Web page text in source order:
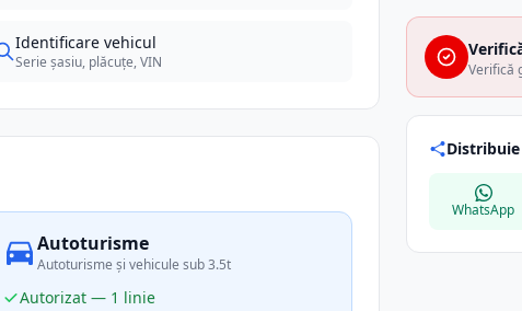
Identificare vehicul
Serie șasiu, plăcuțe, VIN
Autoturisme
Autoturisme și vehicule sub 3.5t
Autorizat — 1 linie
Verifică
Distribuie
WhatsApp